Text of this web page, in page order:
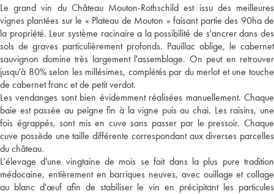
Le grand vin du Château Mouton-Rothschild est issu des meilleures
vignes plantées sur le « Plateau de Mouton » faisant partie des 90ha de
la propriété. Leur système racinaire a la possibilité de s'ancrer dans des
sols de graves particulièrement profonds. Pauillac oblige, le cabernet
sauvignon domine très largement l'assemblage. On peut en retrouver
jusqu'à 80% selon les millésimes, complétés par du merlot et une touche
de cabernet franc et de petit verdot.
Les vendanges sont bien évidemment réalisées manuellement. Chaque
baie est passée au peigne fin à la vigne puis au chai. Les raisins, une
fois égrappés, sont mis en cuve sans passer par le pressoir. Chaque
cuve possède une taille différente correspondant aux diverses parcelles
du château.
L'élevage d'une vingtaine de mois se fait dans la plus pure tradition
médocaine, entièrement en barriques neuves, avec ouillage et collage
au blanc d'œuf afin de stabiliser le vin en précipitant les particules